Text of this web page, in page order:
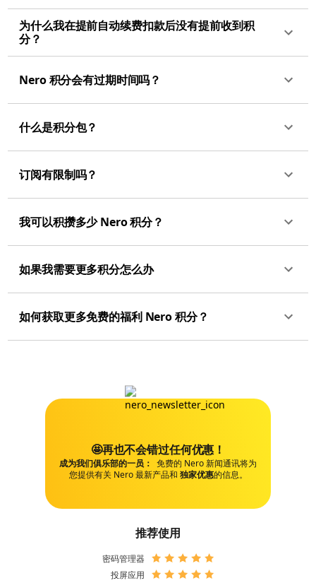
为什么我在提前自动续费扣款后没有提前收到积
分？
Nero 积分会有过期时间吗？
什么是积分包？
订阅有限制吗？
我可以积攒多少 Nero 积分？
如果我需要更多积分怎么办
如何获取更多免费的福利 Nero 积分？
🤩再也不会错过任何优惠！
成为我们俱乐部的一员： 免费的 Nero 新闻通讯将为
您提供有关 Nero 最新产品和 独家优惠的信息。
推荐使用
密码管理器
投屏应用